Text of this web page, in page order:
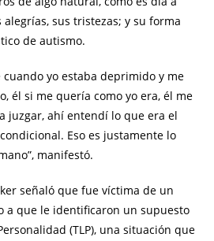
sus tristezas; y su forma
de autismo.
cuando yo estaba deprimido y me
él si me quería como yo era, él me
juzgar, ahí entendí lo que era el
Eso es justamente lo
manifestó.
señaló que fue víctima de un
a que le identificaron un supuesto
(TLP), una situación que